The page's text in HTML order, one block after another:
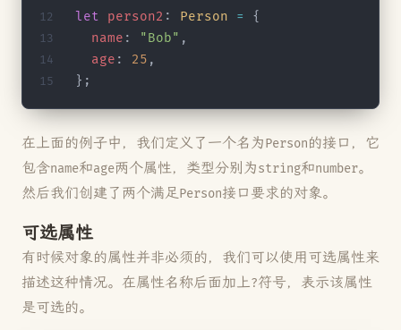
let person2 : Person =
{
  name
: "Bob" ,
  age
: 25 ,
};
在上面的例子中，我们定义了一个名为Person的接口，它
包含name和age两个属性，类型分别为string和number。
然后我们创建了两个满足Person接口要求的对象。
可选属性
有时候对象的属性并非必须的，我们可以使用可选属性来
描述这种情况。在属性名称后面加上?符号，表示该属性
是可选的。